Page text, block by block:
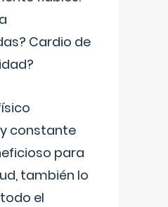
Cardio de
constante
para
también lo
el